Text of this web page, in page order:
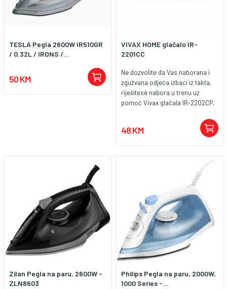
TESLA Pegla 2600W IR510GR
/ 0.32L / IRONS /...
50 KM
VIVAX HOME glačalo IR-
2201CC
Ne dozvolite da Vas naborana i
zgužvana odjeća izbaci iz takta,
riješitese nabora u trenu uz
pomoć Vivax glačala IR-2202CP,
W, podesivi termostat, spremnik
vode 380 mL kontrola pare15-30
podloga, dimenzije grijačeploče
301 cm2, dimenzija uređaja
32,7*12,8*16 cm.
48 KM
Zilan Pegla na paru, 2600W -
ZLN8603
Philips Pegla na paru, 2000W,
1000 Series -...